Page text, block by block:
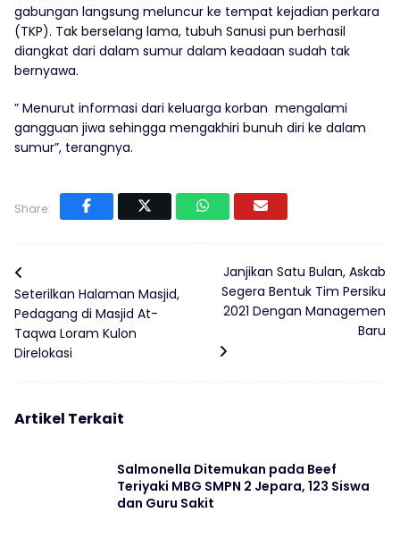
gabungan langsung meluncur ke tempat kejadian perkara
(TKP). Tak berselang lama, tubuh Sanusi pun berhasil
diangkat dari dalam sumur dalam keadaan sudah tak
bernyawa.
” Menurut informasi dari keluarga korban mengalami
gangguan jiwa sehingga mengakhiri bunuh diri ke dalam
sumur”, terangnya.
Share:
Seterilkan Halaman Masjid,
Pedagang di Masjid At-
Taqwa Loram Kulon
Direlokasi
Janjikan Satu Bulan, Askab
Segera Bentuk Tim Persiku
2021 Dengan Managemen
Baru
Artikel Terkait
Salmonella Ditemukan pada Beef
Teriyaki MBG SMPN 2 Jepara, 123 Siswa
dan Guru Sakit